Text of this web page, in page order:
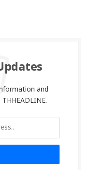
and